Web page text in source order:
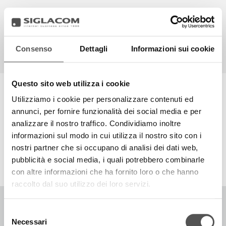
Consenso Dettagli Informazioni sui cookie
Questo sito web utilizza i cookie
Utilizziamo i cookie per personalizzare contenuti ed
annunci, per fornire funzionalità dei social media e per
analizzare il nostro traffico. Condividiamo inoltre
informazioni sul modo in cui utilizza il nostro sito con i
nostri partner che si occupano di analisi dei dati web,
pubblicità e social media, i quali potrebbero combinarle
con altre informazioni che ha fornito loro o che hanno
raccolto dal suo utilizzo dei loro servizi.
delNecessari
EN IT
PROGETTI
SIGLACOM
ALESSANDRO SOPRANI
CONTATTACI
COPYRIGHT © 1996-2026 SIGLACOM - ALL RIGHTS RESERVED. - P.IVA